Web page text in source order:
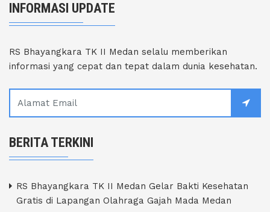
INFORMASI UPDATE
RS Bhayangkara TK II Medan selalu memberikan
informasi yang cepat dan tepat dalam dunia kesehatan.
BERITA TERKINI
RS Bhayangkara TK II Medan Gelar Bakti Kesehatan
Gratis di Lapangan Olahraga Gajah Mada Medan